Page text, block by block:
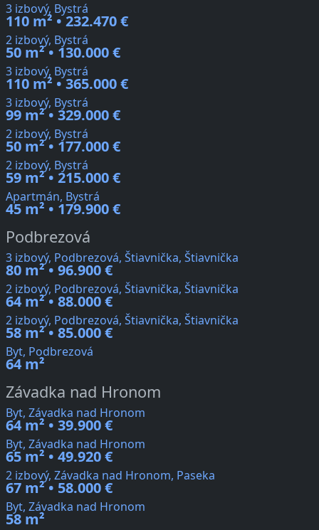
3 izbový, Bystrá
110 m² • 232.470 €
2 izbový, Bystrá
50 m² • 130.000 €
3 izbový, Bystrá
110 m² • 365.000 €
3 izbový, Bystrá
99 m² • 329.000 €
2 izbový, Bystrá
50 m² • 177.000 €
2 izbový, Bystrá
59 m² • 215.000 €
Apartmán, Bystrá
45 m² • 179.900 €
Podbrezová
3 izbový, Podbrezová, Štiavnička, Štiavnička
80 m² • 96.900 €
2 izbový, Podbrezová, Štiavnička, Štiavnička
64 m² • 88.000 €
2 izbový, Podbrezová, Štiavnička, Štiavnička
58 m² • 85.000 €
Byt, Podbrezová
64 m²
Závadka nad Hronom
Byt, Závadka nad Hronom
64 m² • 39.900 €
Byt, Závadka nad Hronom
65 m² • 49.920 €
2 izbový, Závadka nad Hronom, Paseka
67 m² • 58.000 €
Byt, Závadka nad Hronom
58 m²